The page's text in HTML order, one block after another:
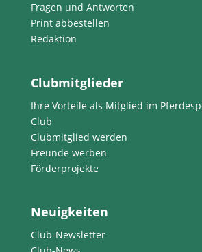
Fragen und Antworten
Print abbestellen
Redaktion
Clubmitglieder
Ihre Vorteile als Mitglied im
Club
Clubmitglied werden
Freunde werben
Förderprojekte
Neuigkeiten
Club-Newsletter